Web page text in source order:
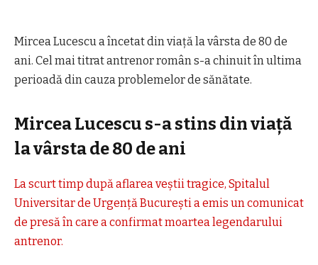
Mircea Lucescu a încetat din viață la vârsta de 80 de
ani. Cel mai titrat antrenor român s-a chinuit în ultima
perioadă din cauza problemelor de sănătate.
Mircea Lucescu s-a stins din viață
la vârsta de 80 de ani
La scurt timp după aflarea veștii tragice, Spitalul
Universitar de Urgență București a emis un comunicat
de presă în care a confirmat moartea legendarului
antrenor.